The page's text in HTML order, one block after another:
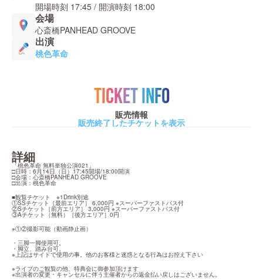
開場時刻 17:45 / 開演時刻 18:00
会場
心斎橋PANHEAD GROOVE
出演
桃色革命
TICKET INFO
販売情報
販売終了したチケットを表示
詳細
「桃色革命 無料単独公演021」
□日時：6月14日（日）17:45開場/18:00開演
□会場：心斎橋PANHEAD GROOVE
□出演：桃色革命
■観覧チケット　※1Drink別途
①SSチケット［最前エリア］ 6,000円 ※スーパーファストパス付
②Sチケット［前方エリア］ 3,000円 ※スーパーファストパス付
③Aチケット（無料）［後方エリア］0円
※①②撮影可能（動画静止画）
・三脚一脚使用可。
・脚立、踏み台可。
※上記はサイドで使用の事。他のお客様と迷惑となる行為はお控え下さい
※ライブのご観覧の他、特典会に御参加頂けます
※出演者の変更・キャンセルに伴う主催者からの返金払い戻しはございません。